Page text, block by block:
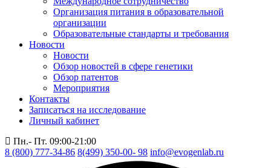
Организация питания в образовательной
организации
Образовательные стандарты и требования
Новости
Новости
Обзор новостей в сфере генетики
Обзор патентов
Мероприятия
Контакты
Записаться на исследование
Личный кабинет
Пн.- Пт. 09:00-21:00
8 (800) 777-34-86 8(499) 350-00- 98 info@evogenlab.ru